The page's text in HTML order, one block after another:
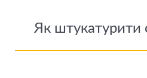
Як штукатурити